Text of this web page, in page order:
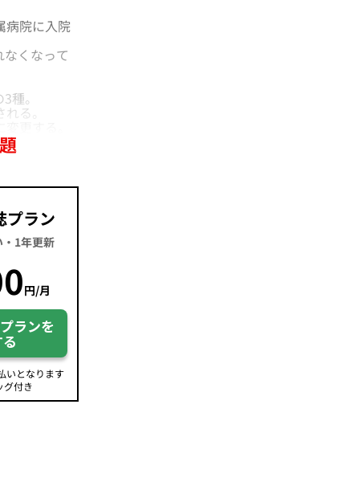
病院に入院
くなって
。
る。
プラン
1年更新
円/月
ランを
いとなります
付き